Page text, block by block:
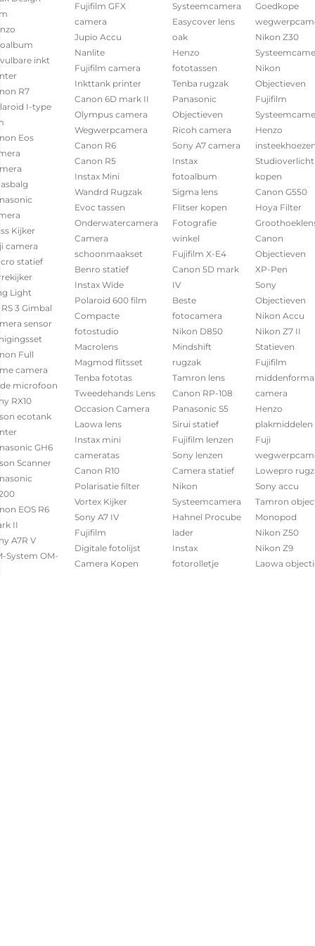
inkt
R7
I-type
Eos
Kijker
camera
statief
Light
3 Gimbal
sensor
Full
camera
microfoon
RX10
ecotank
GH6
Scanner
EOS R6
II
A7R V
System OM-
Fujifilm GFX
camera
Jupio Accu
Nanlite
Fujifilm camera
Inkttank printer
Canon 6D mark II
Olympus camera
Wegwerpcamera
Canon R6
Canon R5
Instax Mini
Wandrd Rugzak
Evoc tassen
Onderwatercamera
Camera
schoonmaakset
Benro statief
Instax Wide
Polaroid 600 film
Compacte
fotostudio
Macrolens
Magmod flitsset
Tenba fototas
Tweedehands Lens
Occasion Camera
Laowa lens
Instax mini
cameratas
Canon R10
Polarisatie filter
Vortex Kijker
Sony A7 IV
Fujifilm
Digitale fotolijst
Camera Kopen
Systeemcamera
Easycover lens
oak
Henzo
fototassen
Tenba rugzak
Panasonic
Objectieven
Ricoh camera
Sony A7 camera
Instax
fotoalbum
Sigma lens
Flitser kopen
Fotografie
winkel
Fujifilm X-E4
Canon 5D mark
IV
Beste
fotocamera
Nikon D850
Mindshift
rugzak
Tamron lens
Canon RP-108
Panasonic S5
Sirui statief
Fujifilm lenzen
Sony lenzen
Camera statief
Nikon
Systeemcamera
Hahnel Procube
lader
Instax
fotorolletje
Goedkope
Nikon Z30
Nikon
Objectieven
Fujifilm
Henzo
kopen
Canon G550
Hoya Filter
Canon
Objectieven
XP-Pen
Sony
Objectieven
Nikon Accu
Nikon Z7 II
Statieven
Fujifilm
camera
Henzo
plakmiddelen
Fuji
Lowepro
Sony accu
Tamron
Monopod
Nikon Z50
Nikon Z9
Laowa